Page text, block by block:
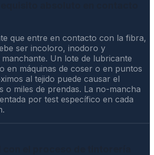
que entre en contacto con la fibra,
ser incoloro, inodoro y
Un lote de lubricante
en máquinas de coser o en puntos
al tejido puede causar el
o miles de prendas. La no-mancha
por test específico en cada